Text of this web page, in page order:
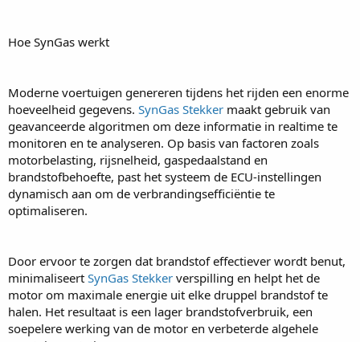
Hoe SynGas werkt
Moderne voertuigen genereren tijdens het rijden een enorme
hoeveelheid gegevens. SynGas Stekker maakt gebruik van
geavanceerde algoritmen om deze informatie in realtime te
monitoren en te analyseren. Op basis van factoren zoals
motorbelasting, rijsnelheid, gaspedaalstand en
brandstofbehoefte, past het systeem de ECU-instellingen
dynamisch aan om de verbrandingsefficiëntie te
optimaliseren.
Door ervoor te zorgen dat brandstof effectiever wordt benut,
minimaliseert SynGas Stekker verspilling en helpt het de
motor om maximale energie uit elke druppel brandstof te
halen. Het resultaat is een lager brandstofverbruik, een
soepelere werking van de motor en verbeterde algehele